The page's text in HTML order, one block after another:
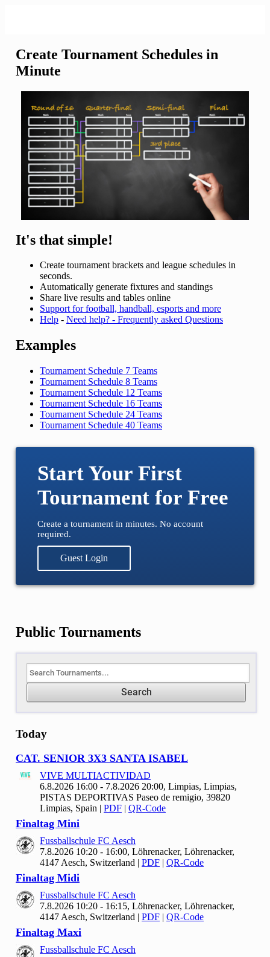
Create Tournament Schedules in
Minute
It's that simple!
Create tournament brackets and league schedules in
seconds.
Automatically generate fixtures and standings
Share live results and tables online
Support for football, handball, esports and more
Help - Need help? - Frequently asked Questions
Examples
Tournament Schedule 7 Teams
Tournament Schedule 8 Teams
Tournament Schedule 12 Teams
Tournament Schedule 16 Teams
Tournament Schedule 24 Teams
Tournament Schedule 40 Teams
Start Your First
Tournament for Free
Create a tournament in minutes. No account
required.
Guest Login
Public Tournaments
Search
Today
CAT. SENIOR 3X3 SANTA ISABEL
VIVE MULTIACTIVIDAD
6.8.2026 16:00 - 7.8.2026 20:00, Limpias, Limpias,
PISTAS DEPORTIVAS Paseo de remigio, 39820
Limpias, Spain | PDF | QR-Code
Finaltag Mini
Fussballschule FC Aesch
7.8.2026 10:20 - 16:00, Löhrenacker, Löhrenacker,
4147 Aesch, Switzerland | PDF | QR-Code
Finaltag Midi
Fussballschule FC Aesch
7.8.2026 10:20 - 16:15, Löhrenacker, Löhrenacker,
4147 Aesch, Switzerland | PDF | QR-Code
Finaltag Maxi
Fussballschule FC Aesch